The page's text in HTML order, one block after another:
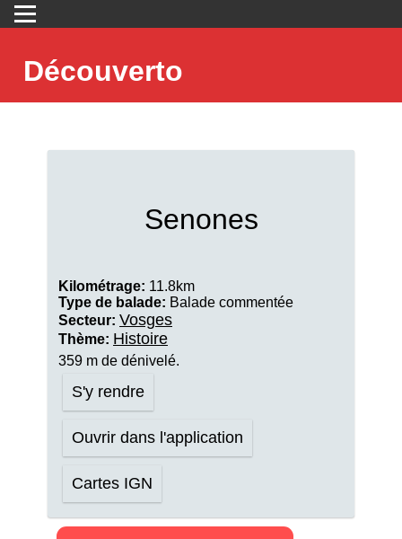
Découverto
Senones
Kilométrage: 11.8km
Type de balade: Balade commentée
Secteur: Vosges
Thème: Histoire
359 m de dénivelé.
S'y rendre
Ouvrir dans l'application
Cartes IGN